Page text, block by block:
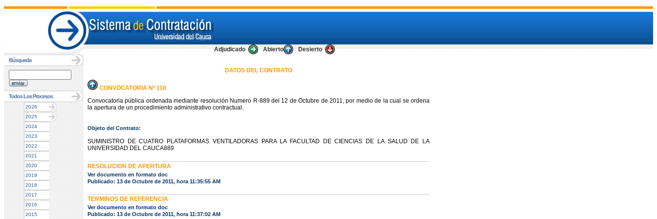
Adjudicado Abierto Desierto
Búsqueda
Todos Los Procesos
2026
2025
2024
2023
2022
2021
2020
2019
2018
2017
2016
2015
DATOS DEL CONTRATO
CONVOCATORIA Nº 118
Convocatoria pública ordenada mediante resolución Numero R-889 del 12 de Octubre de 2011, por medio de la cual se ordena
la apertura de un procedimiento administrativo contractual.
Objeto del Contrato:
SUMINISTRO DE CUATRO PLATAFORMAS VENTILADORAS PARA LA FACULTAD DE CIENCIAS DE LA SALUD DE LA
UNIVERSIDAD DEL CAUCA889
RESOLUCION DE APERTURA
Ver documento en formato doc
Publicado: 13 de Octubre de 2011, hora 11:35:55 AM
TERMINOS DE REFERENCIA
Ver documento en formato doc
Publicado: 13 de Octubre de 2011, hora 11:37:02 AM